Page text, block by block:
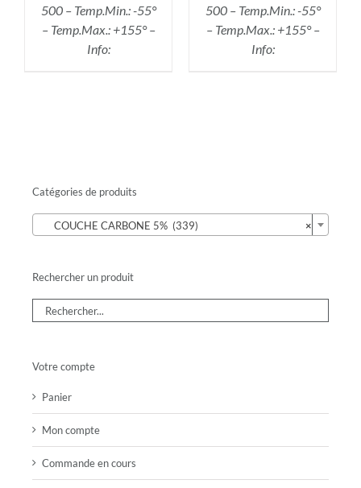
500 – Temp.Min.: -55°
– Temp.Max.: +155° –
Info:
500 – Temp.Min.: -55°
– Temp.Max.: +155° –
Info:
Catégories de produits
×
COUCHE CARBONE 5% (339)
Rechercher un produit
Votre compte
Panier
Mon compte
Commande en cours